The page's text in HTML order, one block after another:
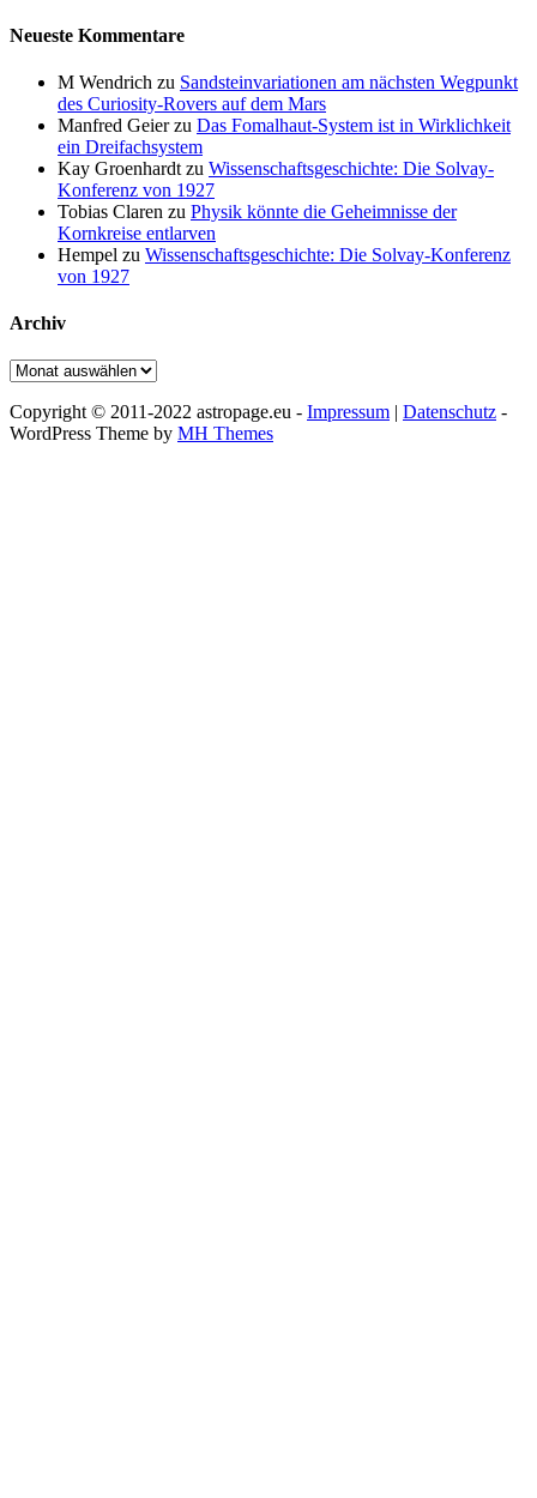
Neueste Kommentare
M Wendrich zu Sandsteinvariationen am nächsten Wegpunkt
des Curiosity-Rovers auf dem Mars
Manfred Geierzu Das Fomalhaut-System ist in Wirklichkeit
ein Dreifachsystem
Kay Groenhardt zu Wissenschaftsgeschichte: Die Solvay-
Konferenz von 1927
Tobias Claren zu Physik könnte die Geheimnisse der
Kornkreise entlarven
Hempel zu Wissenschaftsgeschichte: Die Solvay-Konferenz
von 1927
Archiv
Archiv
Copyright © 2011-2022 astropage.eu - Impressum | Datenschutz -
WordPress Theme by MH Themes